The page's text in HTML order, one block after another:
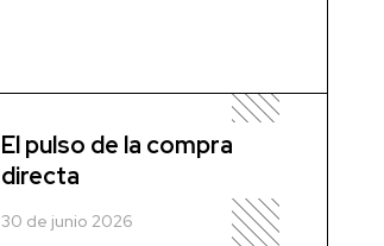
El pulso de la compra
directa
30 de junio 2026